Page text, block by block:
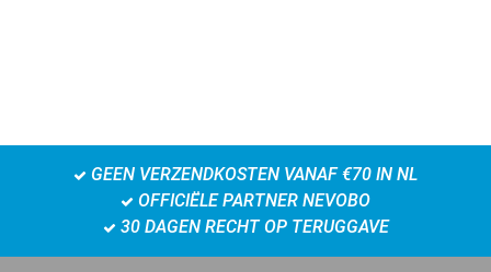
GEEN VERZENDKOSTEN VANAF €70 IN NL
OFFICIËLE PARTNER NEVOBO
30 DAGEN RECHT OP TERUGGAVE